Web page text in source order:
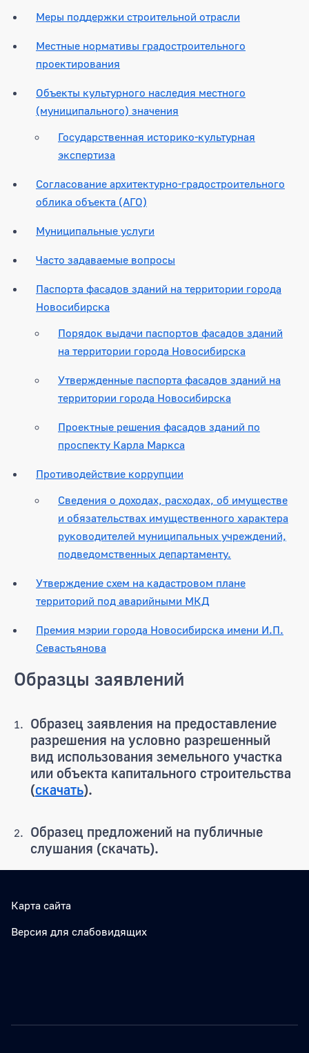
Меры поддержки строительной отрасли
Местные нормативы градостроительного
проектирования
Объекты культурного наследия местного
(муниципального) значения
Государственная историко-культурная
экспертиза
Согласование архитектурно-градостроительного
облика объекта (АГО)
Муниципальные услуги
Часто задаваемые вопросы
Паспорта фасадов зданий на территории города
Новосибирска
Порядок выдачи паспортов фасадов зданий
на территории города Новосибирска
Утвержденные паспорта фасадов зданий на
территории города Новосибирска
Проектные решения фасадов зданий по
проспекту Карла Маркса
Противодействие коррупции
Сведения о доходах, расходах, об имуществе
и обязательствах имущественного характера
руководителей муниципальных учреждений,
подведомственных департаменту.
Утверждение схем на кадастровом плане
территорий под аварийными МКД
Премия мэрии города Новосибирска имени И.П.
Севастьянова
Образцы заявлений
Образец заявления на предоставление
разрешения на условно разрешенный
вид использования земельного участка
или объекта капитального строительства
(скачать).
Образец предложений на публичные
слушания (скачать).
Карта сайта
Версия для слабовидящих